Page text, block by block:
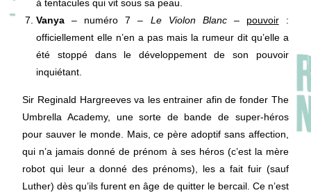
à tentacules qui vit sous sa peau.
Vanya – numéro 7 – Le Violon Blanc– pouvoir:
officiellement elle n’en a pas mais la rumeur dit qu’elle a
été stoppé dans le développement de son pouvoir
inquiétant.
Sir Reginald Hargreeves va les entrainer afin de fonder The
Umbrella Academy, une sorte de bande de super-héros
pour sauver le monde. Mais, ce père adoptif sans affection,
qui n’a jamais donné de prénom à ses héros (c’est la mère
robot qui leur a donné des prénoms), les a fait fuir (sauf
Luther) dès qu’ils furent en âge de quitter le bercail. Ce n’est